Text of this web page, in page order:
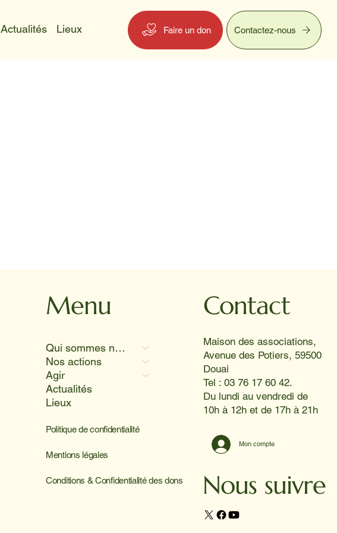
Actualités Lieux Faire un don Contactez-nous
Menu
Qui sommes nous
Nos actions
Agir
Actualités
Lieux
Politique de confidentialité
Mentions légales
Conditions & Confidentialité des dons
Contact
Maison des associations,
Avenue des Potiers, 59500
Douai
Tel : 03 76 17 60 42.
Du lundi au vendredi de
10h à 12h et de 17h à 21h
Mon compte
Nous suivre